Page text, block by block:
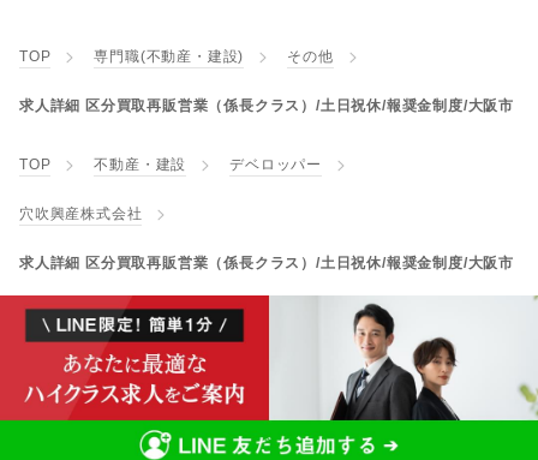
TOP 専門職(不動産・建設) その他
求人詳細 区分買取再販営業（係長クラス）/土日祝休/報奨金制度/大阪市
TOP 不動産・建設 デベロッパー
穴吹興産株式会社
求人詳細 区分買取再販営業（係長クラス）/土日祝休/報奨金制度/大阪市